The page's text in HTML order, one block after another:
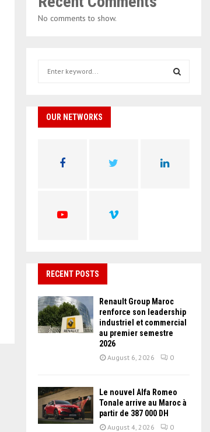
No comments to show.
h
OUR NETWORKS
RECENT POSTS
Renault Group Maroc
renforce son leadership
industriel et commercial
au premier semestre
2026
August 6, 2026 0
Le nouvel Alfa Romeo
Tonale arrive au Maroc à
partir de 387 000 DH
August 4, 2026 0